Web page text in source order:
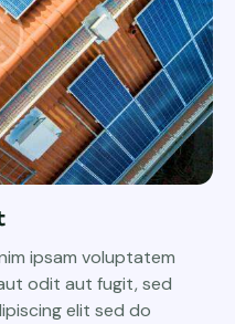
ipsam voluptatem
odit aut fugit, sed
elit sed do